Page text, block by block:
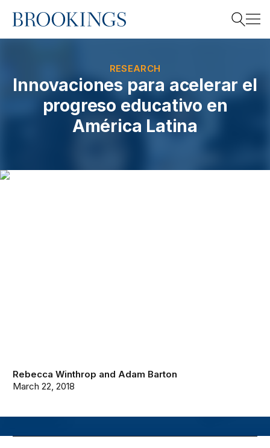
Home
RESEARCH
Innovaciones para acelerar el
progreso educativo en
América Latina
Rebecca Winthrop and Adam Barton
March 22, 2018